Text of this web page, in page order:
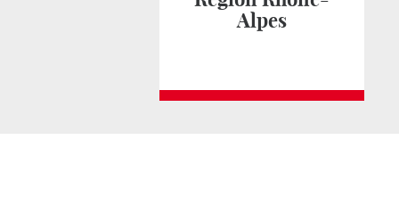
Alpes